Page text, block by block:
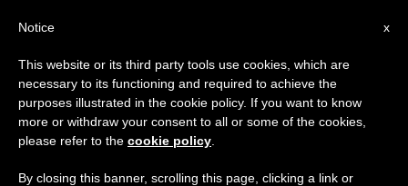
GIORNO
Maggio 6th, 2019
x
Notice
This website or its third party tools use cookies, which are
necessary to its functioning and required to achieve the
purposes illustrated in the cookie policy. If you want to know
more or withdraw your consent to all or some of the cookies,
please refer to the cookie policy
By closing this banner, scrolling this page, clicking a link or